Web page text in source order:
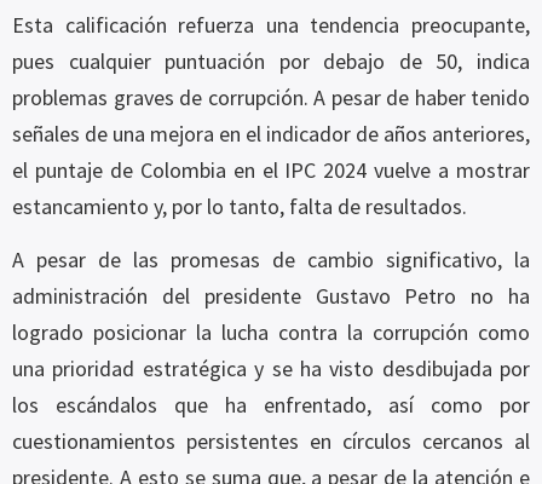
Esta calificación refuerza una tendencia preocupante,
pues cualquier puntuación por debajo de 50, indica
problemas graves de corrupción. A pesar de haber tenido
señales de una mejora en el indicador de años anteriores,
el puntaje de Colombia en el IPC 2024 vuelve a mostrar
estancamiento y, por lo tanto, falta de resultados.
A pesar de las promesas de cambio significativo, la
administración del presidente Gustavo Petro no ha
logrado posicionar la lucha contra la corrupción como
una prioridad estratégica y se ha visto desdibujada por
los escándalos que ha enfrentado, así como por
cuestionamientos persistentes en círculos cercanos al
presidente. A esto se suma que, a pesar de la atención e